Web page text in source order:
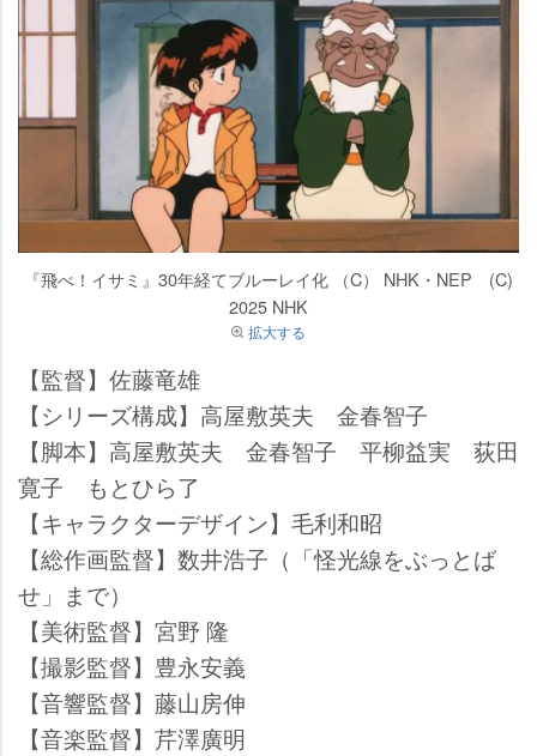
『飛べ！イサミ』30年経てブルーレイ化 （C） NHK・NEP (C)
2025 NHK
拡大する
【監督】佐藤竜雄
【シリーズ構成】高屋敷英夫 金春智子
【脚本】高屋敷英夫 金春智子 平柳益実 荻田
寛子 もとひら了
【キャラクターデザイン】毛利和昭
【総作画監督】数井浩子（「怪光線をぶっとば
せ」まで）
【美術監督】宮野 隆
【撮影監督】豊永安義
【音響監督】藤山房伸
【音楽監督】芹澤廣明